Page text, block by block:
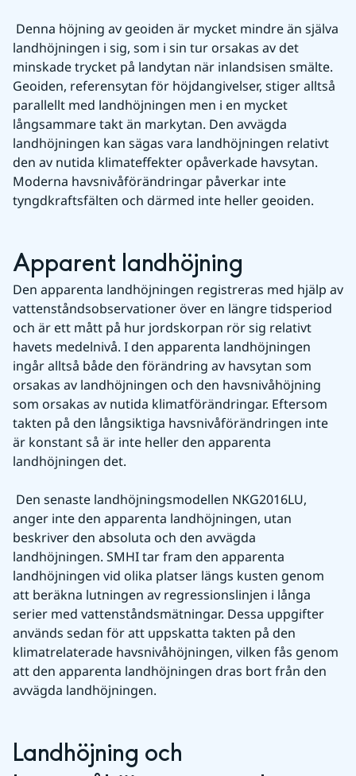
landhöjningen i sig, som i sin tur orsakas av det
minskade trycket på landytan när inlandsisen smälte.
Geoiden, referensytan för höjdangivelser, stiger alltså
parallellt med landhöjningen men i en mycket
långsammare takt än markytan. Den avvägda
landhöjningen kan sägas vara landhöjningen relativt
den av nutida klimateffekter opåverkade havsytan.
Moderna havsnivåförändringar påverkar inte
tyngdkraftsfälten och därmed inte heller geoiden.
Apparent landhöjning
Den apparenta landhöjningen registreras med hjälp av
vattenståndsobservationer över en längre tidsperiod
och är ett mått på hur jordskorpan rör sig relativt
havets medelnivå. I den apparenta landhöjningen
ingår alltså både den förändring av havsytan som
orsakas av landhöjningen och den havsnivåhöjning
som orsakas av nutida klimatförändringar. Eftersom
takten på den långsiktiga havsnivåförändringen inte
är konstant så är inte heller den apparenta
landhöjningen det.
anger inte den apparenta landhöjningen, utan
beskriver den absoluta och den avvägda
landhöjningen. SMHI tar fram den apparenta
landhöjningen vid olika platser längs kusten genom
att beräkna lutningen av regressionslinjen i långa
serier med vattenståndsmätningar. Dessa uppgifter
används sedan för att uppskatta takten på den
klimatrelaterade havsnivåhöjningen, vilken fås genom
att den apparenta landhöjningen dras bort från den
avvägda landhöjningen.
Landhöjning och